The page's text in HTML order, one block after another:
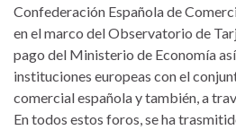
Confederación Española de
en el marco del Observatorio de
pago del Ministerio de Economía
instituciones europeas con el
comercial española y también, a
En todos estos foros, se ha